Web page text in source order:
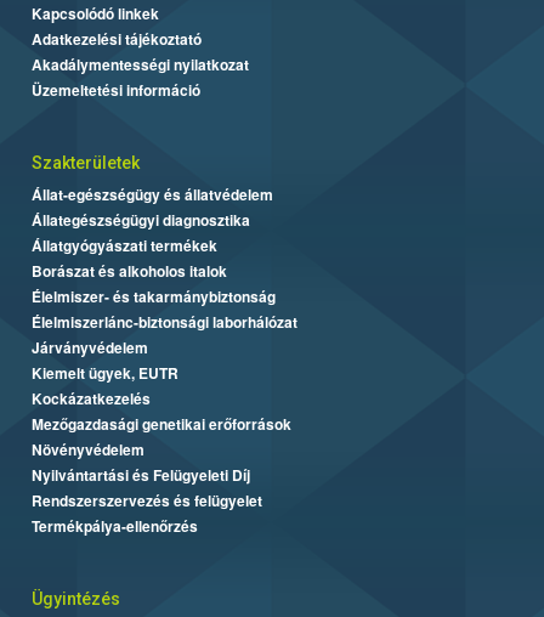
Kapcsolódó linkek
Adatkezelési tájékoztató
Akadálymentességi nyilatkozat
Üzemeltetési információ
Szakterületek
Állat-egészségügy és állatvédelem
Állategészségügyi diagnosztika
Állatgyógyászati termékek
Borászat és alkoholos italok
Élelmiszer- és takarmánybiztonság
Élelmiszerlánc-biztonsági laborhálózat
Járványvédelem
Kiemelt ügyek, EUTR
Kockázatkezelés
Mezőgazdasági genetikai erőforrások
Növényvédelem
Nyilvántartási és Felügyeleti Díj
Rendszerszervezés és felügyelet
Termékpálya-ellenőrzés
Ügyintézés